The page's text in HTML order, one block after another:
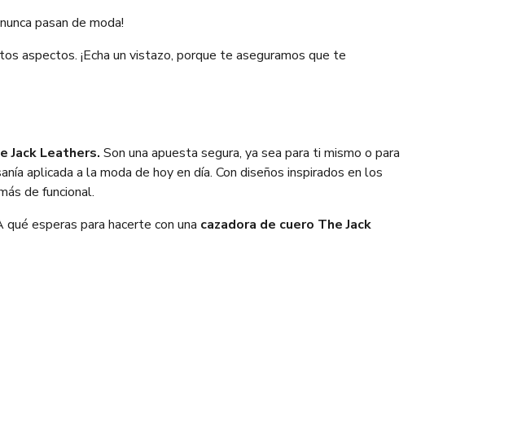
pasan de moda!
aspectos. ¡Echa un vistazo, porque te aseguramos que te
Jack Leathers. Son una apuesta segura, ya sea para ti mismo o para
aplicada a la moda de hoy en día. Con diseños inspirados en los
de funcional.
esperas para hacerte con una cazadora de cuero The Jack